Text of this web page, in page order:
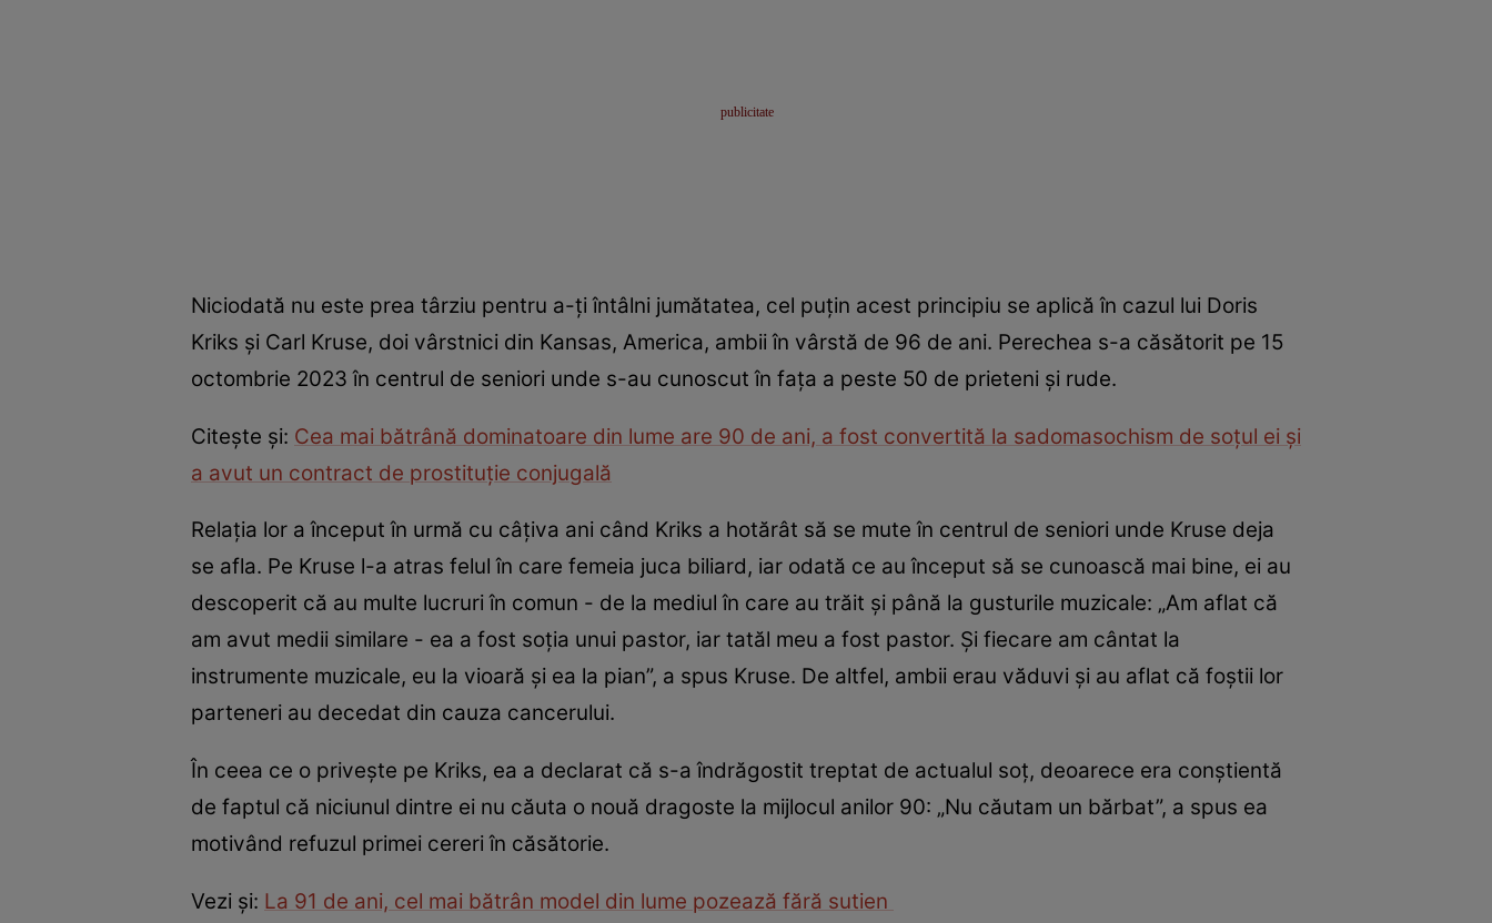
Niciodată nu este prea târziu pentru a-ți întâlni jumătatea, cel puțin acest principiu se aplică în cazul lui Doris
Kriks și Carl Kruse, doi vârstnici din Kansas, America, ambii în vârstă de 96 de ani. Perechea s-a căsătorit pe 15
octombrie 2023 în centrul de seniori unde s-au cunoscut în fața a peste 50 de prieteni și rude.
Citește și: Cea mai bătrână dominatoare din lume are 90 de ani, a fost convertită la sadomasochism de soțul ei și
a avut un contract de prostituție conjugală
Relația lor a început în urmă cu câțiva ani când Kriks a hotărât să se mute în centrul de seniori unde Kruse deja
se afla. Pe Kruse l-a atras felul în care femeia juca biliard, iar odată ce au început să se cunoască mai bine, ei au
descoperit că au multe lucruri în comun - de la mediul în care au trăit și până la gusturile muzicale: „Am aflat că
am avut medii similare - ea a fost soția unui pastor, iar tatăl meu a fost pastor. Și fiecare am cântat la
instrumente muzicale, eu la vioară și ea la pian”, a spus Kruse. De altfel, ambii erau văduvi și au aflat că foștii lor
parteneri au decedat din cauza cancerului.
În ceea ce o privește pe Kriks, ea a declarat că s-a îndrăgostit treptat de actualul soț, deoarece era conștientă
de faptul că niciunul dintre ei nu căuta o nouă dragoste la mijlocul anilor 90: „Nu căutam un bărbat”, a spus ea
motivând refuzul primei cereri în căsătorie.
Vezi și: La 91 de ani, cel mai bătrân model din lume pozează fără sutien